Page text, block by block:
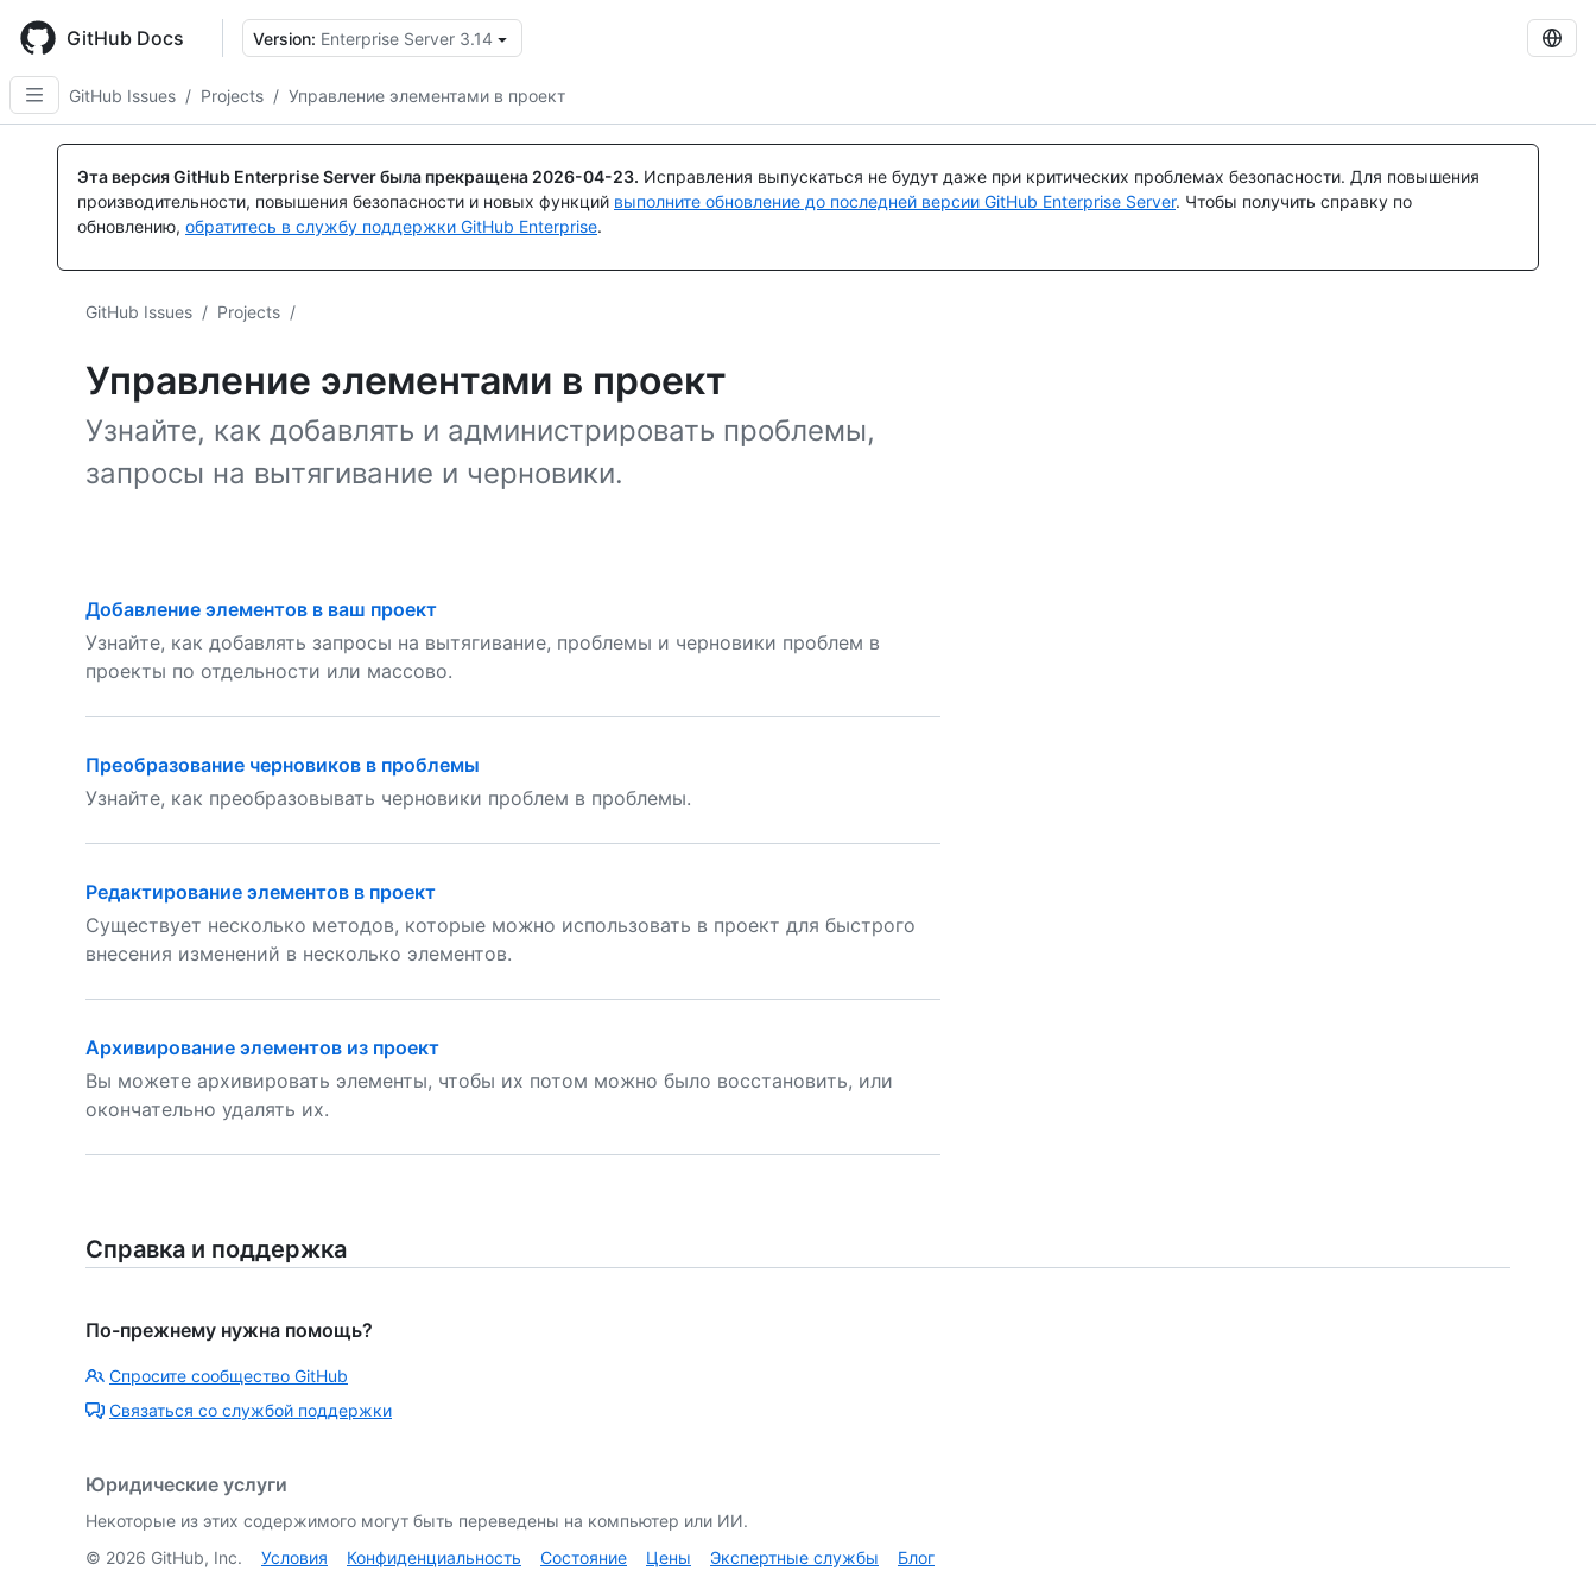
main
content
GitHub Docs Version: Enterprise Server 3.14
GitHub Issues / Projects / Управление элементами в проект
Эта версия GitHub Enterprise Server была прекращена 2026-04-23. Исправления выпускаться не будут даже при критических проблемах безопасности. Для повышения
производительности, повышения безопасности и новых функций выполните обновление до последней версии GitHub Enterprise Server. Чтобы получить справку по
обновлению, обратитесь в службу поддержки GitHub Enterprise.
GitHub Issues / Projects /
Управление элементами в проект
Узнайте, как добавлять и администрировать проблемы,
запросы на вытягивание и черновики.
Добавление элементов в ваш проект
Узнайте, как добавлять запросы на вытягивание, проблемы и черновики проблем в
проекты по отдельности или массово.
Преобразование черновиков в проблемы
Узнайте, как преобразовывать черновики проблем в проблемы.
Редактирование элементов в проект
Существует несколько методов, которые можно использовать в проект для быстрого
внесения изменений в несколько элементов.
Архивирование элементов из проект
Вы можете архивировать элементы, чтобы их потом можно было восстановить, или
окончательно удалять их.
Справка и поддержка
По-прежнему нужна помощь?
Спросите сообщество GitHub
Связаться со службой поддержки
Юридические услуги
Некоторые из этих содержимого могут быть переведены на компьютер или ИИ.
© 2026 GitHub, Inc. Условия Конфиденциальность Состояние Цены Экспертные службы Блог